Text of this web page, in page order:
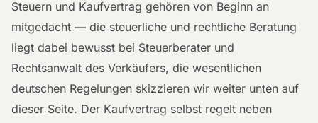
Steuern und Kaufvertrag gehören von Beginn an
mitgedacht — die steuerliche und rechtliche Beratung
liegt dabei bewusst bei Steuerberater und
Rechtsanwalt des Verkäufers, die wesentlichen
deutschen Regelungen skizzieren wir weiter unten auf
dieser Seite. Der Kaufvertrag selbst regelt neben